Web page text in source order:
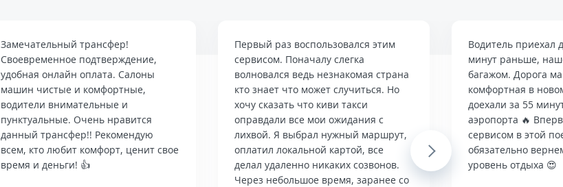
Замечательный трансфер!
Своевременное подтверждение,
удобная онлайн оплата. Салоны
машин чистые и комфортные,
водители внимательные и
пунктуальные. Очень нравится
данный трансфер!! Рекомендую
всем, кто любит комфорт, ценит свое
время и деньги! 👍
Первый раз воспользовался этим
сервисом. Поначалу слегка
волновался ведь незнакомая страна
кто знает что может случиться. Но
хочу сказать что киви такси
оправдали все мои ожидания с
лихвой. Я выбрал нужный маршрут,
оплатил локальной картой, все
делал удаленно никаких созвонов.
Через небольшое время, заранее со
Водитель приехал
минут раньше,
багажом. Дорога
комфортная в
доехали за 55
аэропорта 🔥
сервисом в этой
обязательно
уровень отдыха 😍
Next